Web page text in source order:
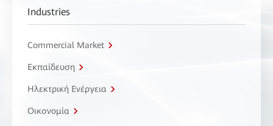
Industries
Commercial Market
Εκπαίδευση
Ηλεκτρική Ενέργεια
Οικονομία